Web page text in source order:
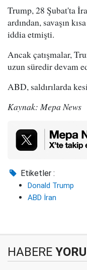
Trump, 28 Şubat'ta
ardından, savaşın
iddia etmişti.
Ancak çatışmalar,
uzun süredir devam
ABD, saldırılarda
Kaynak: Mepa News
Etiketler :
Donald Trump
ABD İran
HABERE